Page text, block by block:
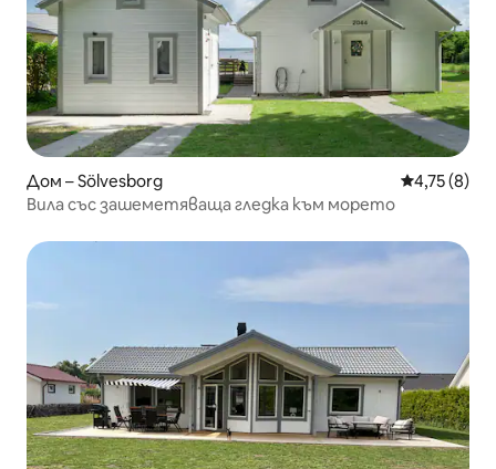
Дом – Sölvesborg Средна
4,75 (8)
Вила със зашеметяваща гледка към морето